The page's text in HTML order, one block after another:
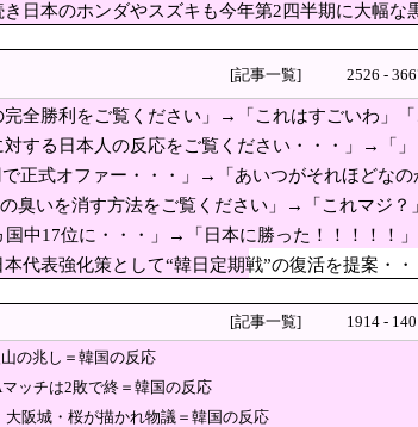
のか
表「甲子園を政治利用するな！」
バカを振い落せるから合理的だ」と自
「同意せず」！
だと往復「10万円」近くかかるため、私は車で節約したいの
ご覧ください」→「これはすごいわ」
・・」「あれがまさに経験値である」
・」
市区町村ランキングｷﾀ━━!
うやく反撃のターンやね」と手際の
ｗｗ
で●●！』、『いくらなんでもあそこで●を擦る
日本のホンダやスズキも今年第2四半期に大幅な
[記事一覧] 2526 -
全勝利をご覧ください」→「これはすごいわ」
・・・」「あれがまさに経験値である」
する日本人の反応をご覧ください・・・」→「」
正式オファー・・・」→「あいつがそれほどなの
いけど、それでもやっぱり羨ましいね」
臭いを消す方法をご覧ください」→「これマジ？」
中17位に・・・」→「日本に勝った！！！！！」
代表強化策として“韓日定期戦”の復活を提案・
[記事一覧]
1914 - 140
の兆し＝韓国の反応
ッチは2敗で終＝韓国の反応
阪城・桜が描かれ物議＝韓国の反応